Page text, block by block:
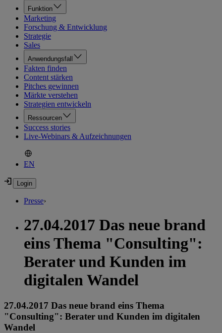
Funktion
Marketing
Forschung & Entwicklung
Strategie
Sales
Anwendungsfall
Fakten finden
Content stärken
Pitches gewinnen
Märkte verstehen
Strategien entwickeln
Ressourcen
Success stories
Live-Webinars & Aufzeichnungen
EN
Presse›
27.04.2017 Das neue brand
eins Thema "Consulting":
Berater und Kunden im
digitalen Wandel
27.04.2017 Das neue brand eins Thema
"Consulting": Berater und Kunden im digitalen
Wandel